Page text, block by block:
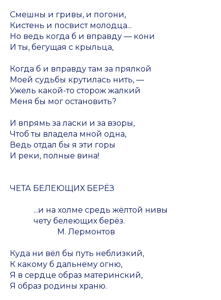
Смешны и гривы, и погони,
Кистень и посвист молодца...
Но ведь когда б и вправду — кони
И ты, бегущая с крыльца,
Когда б и вправду там за прялкой
Моей судьбы крутилась нить, —
Ужель какой-то сторож жалкий
Меня бы мог остановить?
И впрямь за ласки и за взоры,
Чтоб ты владела мной одна,
Ведь отдал бы я эти горы
И реки, полные вина!
ЧЕТА БЕЛЕЮЩИХ БЕРЁЗ
...и на холме средь жёлтой нивы
чету белеющих берёз.
М. Лермонтов
Куда ни вёл бы путь неблизкий,
К какому б дальнему огню,
Я в сердце образ материнский,
Я образ родины храню.